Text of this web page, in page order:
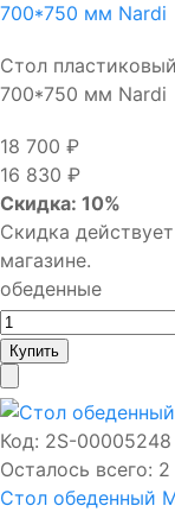
700*750 мм Nardi
Стол
700*750 мм Nardi
18 700 ₽
16 830 ₽
Скидка: 10%
Скидка
магазине.
обеденные
Код: 2S-00005248
Осталось всего: 2
Стол обеденный